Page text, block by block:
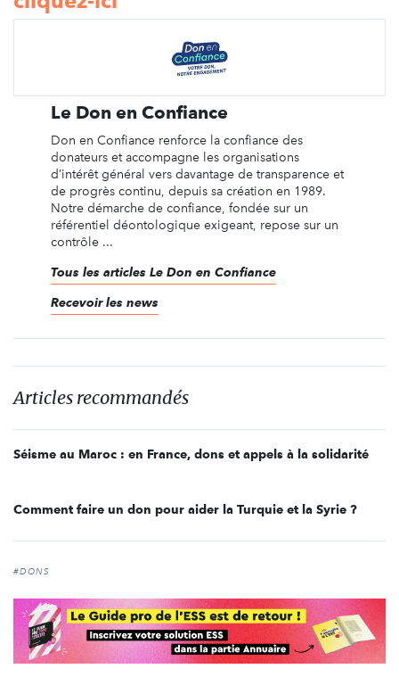
Le Don en Confiance
Don en Confiance renforce la confiance des
donateurs et accompagne les organisations
d’intérêt général vers davantage de transparence et
de progrès continu, depuis sa création en 1989.
Notre démarche de confiance, fondée sur un
référentiel déontologique exigeant, repose sur un
contrôle ...
Tous les articles Le Don en Confiance
Recevoir les news
Articles recommandés
Séisme au Maroc : en France, dons et appels à la solidarité
Comment faire un don pour aider la Turquie et la Syrie ?
#DONS